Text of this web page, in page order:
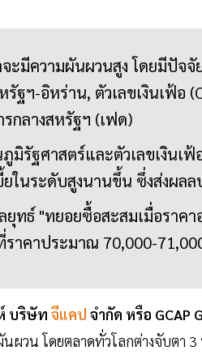
จะมีความผันผวนสูง โดยมีปัจ
รัฐฯ-อิหร่าน, ตัวเลขเงินเฟ้อ
กลางสหรัฐฯ (เฟด)
มิรัฐศาสตร์และตัวเลขเงินเ
ยในระดับสูงนานขึ้น ซึ่งส่งผล
ทธ์ "ทยอยซื้อสะสมเมื่อราคา
าคาประมาณ 70,000-
บริษัท จีแคป จำกัด หรือ GCAP
ผวน โดยตลาดทั่วโลกต่างจับตา